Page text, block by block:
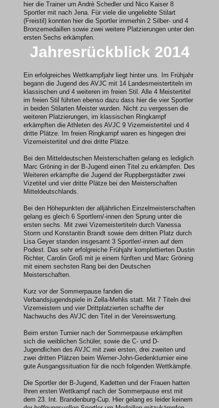
hier die Trainer um Andrè Schedler und Nico Kaiser 8
Sportler mit nach Jena. Für viele die ungeliebte Stilart
(Freistil) konnten hier die Sportler immerhin 2 Silber- und 4
Bronzemedaillen sowie zwei weitere Platzierungen unter den
ersten Sechs erkämpfen.
Jahresrückblick 2014
Ein erfolgreiches Wettkampfjahr liegt hinter uns. Im Frühjahr
begann die Jugend des AVJC mit 14 Landesmeistertiteln im
klassischen und 4 weiteren im freien Stil. Alle 4 Meistertitel
im freien Stil führten ebenso dazu dass hier die vier Sportler
in beiden Stilarten Meister wurden. Nicht zu vergessen die
weiteren Platzierungen, im klassischen Ringkampf
erkämpften die Athleten des AVJC 9 Vizemeistertitel und 4
dritte Plätze. Im freien Ringkampf waren es hingegen drei
Vizemeistertitel und drei dritte Plätze.
Bei den Mitteldeutschen Meisterschaften gelang es lediglich
Marc Gröning in der B-Jugend einen Titel zu erkämpfen. Des
Weiteren erkämpfte die Jugend der Ruppbergstädter zwei
Vizetitel und vier dritte Plätze bei den Meisterschaften
Mitteldeutschlands.
Bei den Höhepunkten der alljährlichen Einzelmeisterschaften
gelang es gleich 6 Sportlern/-innen den Sprung unter die
ersten sechs. Mit zwei Vizemeistertiteln durch Vanessa
Storm und Konstantin Brandt sowie dem dritten Platz durch
Lisa Geyer standen insgesamt 3 Sportler/-innen auf dem
Podest. Das sehr erfolgreiche Frühjahr komplettierten Dustin
Richter, Carolin Groß mit je einem fünften und Marc Gröning
mit einem sechsten Rang bei den Deutschen
Meisterschaften.
Kurz vor der Sommerpause fanden die
Verbandsjugendspiele in Zella-Mehlis statt. Mit 7 Titeln drei
Vizemeistern und vier Drittplatzierten schaffte der
Nachwuchs des AVJC den Titel in der Vereinswertung.
Beim ersten Turnier nach der Sommerpause erkämpften
sich die weiblichen Schüler, sowie die C- und D-
Jugendlichen des AVJC mit zwei ersten, drei zweiten und
zwei dritten Plätzen beim Werner-John-Gedenkturnier eine
gute Ausgangssituation für die noch folgenden Wettkämpfe.
Die Sportler der B-Jugend, Kadetten und der Frauen hatten
Ihren ersten Wettkampf nach der Sommerpause erst mit
dem 23. Int. Brandenburg-Cup. Hier gelang es leider keinem